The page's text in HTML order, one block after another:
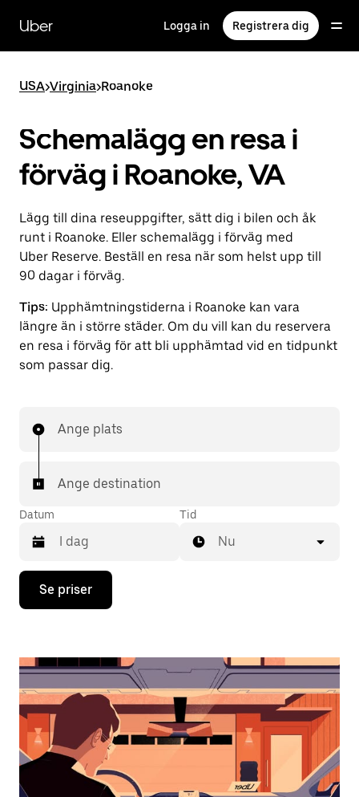
huvudinnehållet
Uber Logga in Registrera dig
USA>Virginia>Roanoke
Schemalägg en resa i
förväg i Roanoke, VA
Lägg till dina reseuppgifter, sätt dig i bilen och åk
runt i Roanoke. Eller schemalägg i förväg med
Uber Reserve. Beställ en resa när som helst upp till
90 dagar i förväg.
Tips: Upphämtningstiderna i Roanoke kan vara
längre än i större städer. Om du vill kan du reservera
en resa i förväg för att bli upphämtad vid en tidpunkt
som passar dig.
Ange plats
Ange destination
Datum
Tryck
nedåtpilen
kalendern
välja
ett
datum.
Tryck
på
ESC-
knappen
Tid
Nu
Se priser